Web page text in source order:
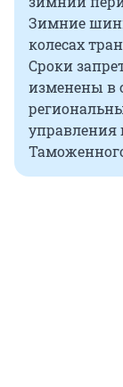
Зимние
колесах
Сроки
изменены в
управления